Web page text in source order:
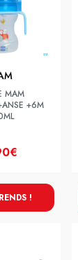
MAM
+6M
!